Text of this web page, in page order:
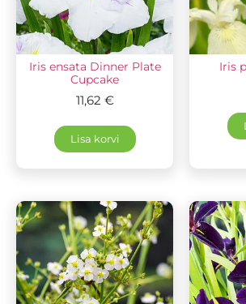
Iris ensata Dinner Plate
Cupcake
11,62 €
Lisa korvi
Iris